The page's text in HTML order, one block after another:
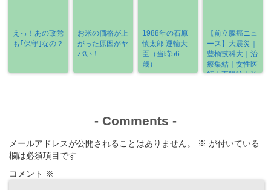
えっ！あの政党
も｢保守｣なの？
お米の価格が上
がった原因がヤ
バい！
1988年の石原
慎太郎 運輸大
臣（当時56
歳）
【前立腺癌ニュ
ース】大震災｜
豊橋技科大｜治
療集結｜女性医
師｜直腸診｜治
- Comments -
メールアドレスが公開されることはありません。 ※ が付いている
欄は必須項目です
コメント ※